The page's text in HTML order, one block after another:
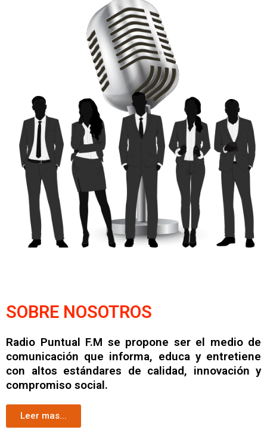
SOBRE NOSOTROS
Radio Puntual F.M se propone ser el medio de
comunicación que informa, educa y entretiene
con altos estándares de calidad, innovación y
compromiso social.
Leer mas...